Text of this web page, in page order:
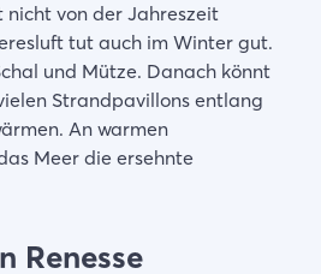
von der Jahreszeit
tut auch im Winter gut.
und Mütze. Danach könnt
Strandpavillons entlang
An warmen
Meer die ersehnte
Renesse